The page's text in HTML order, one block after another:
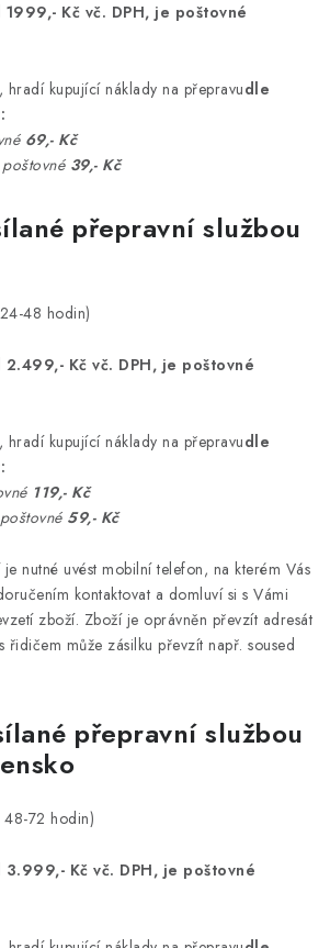
Kč vč. DPH, je poštovné
hradí kupující náklady na přepravudle
69,- Kč
39,- Kč
přepravní službou
48 hodin)
Kč vč. DPH, je poštovné
hradí kupující náklady na přepravudle
119,- Kč
59,- Kč
nutné uvést mobilní telefon, na kterém Vás
kontaktovat a domluví si s Vámi
zboží. Zboží je oprávněn převzít adresát
může zásilku převzít např. soused
přepravní službou
72 hodin)
Kč vč. DPH, je poštovné